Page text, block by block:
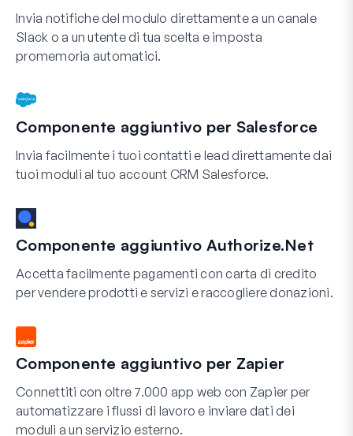
Invia notifiche del modulo direttamente a un canale
Slack o a un utente di tua scelta e imposta
promemoria automatici.
Componente aggiuntivo per Salesforce
Invia facilmente i tuoi contatti e lead direttamente dai
tuoi moduli al tuo account CRM Salesforce.
Componente aggiuntivo Authorize.Net
Accetta facilmente pagamenti con carta di credito
per vendere prodotti e servizi e raccogliere donazioni.
Componente aggiuntivo per Zapier
Connettiti con oltre 7.000 app web con Zapier per
automatizzare i flussi di lavoro e inviare dati dei
moduli a un servizio esterno.